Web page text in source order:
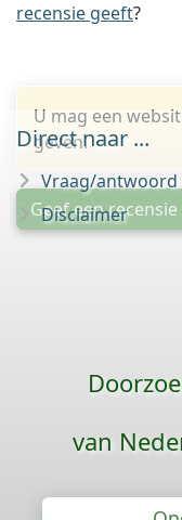
recensie geeft?
U mag een
geven.
Geef een recensie
Direct naar ...
Vraag/antwoord
Disclaimer
van